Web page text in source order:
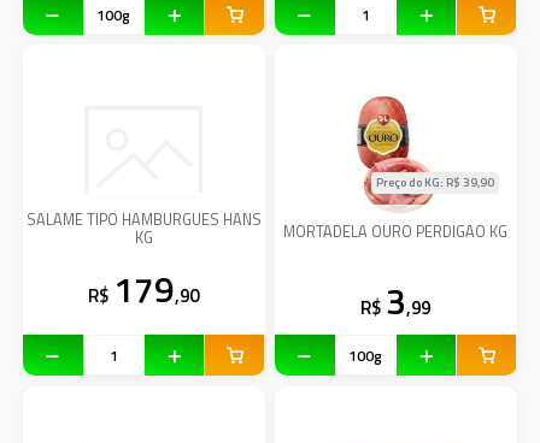
SALAME TIPO HAMBURGUES HANS
KG
R$ 179,90
MORTADELA OURO PERDIGAO KG
Preço do KG: R$ 39,90
R$ 3,99